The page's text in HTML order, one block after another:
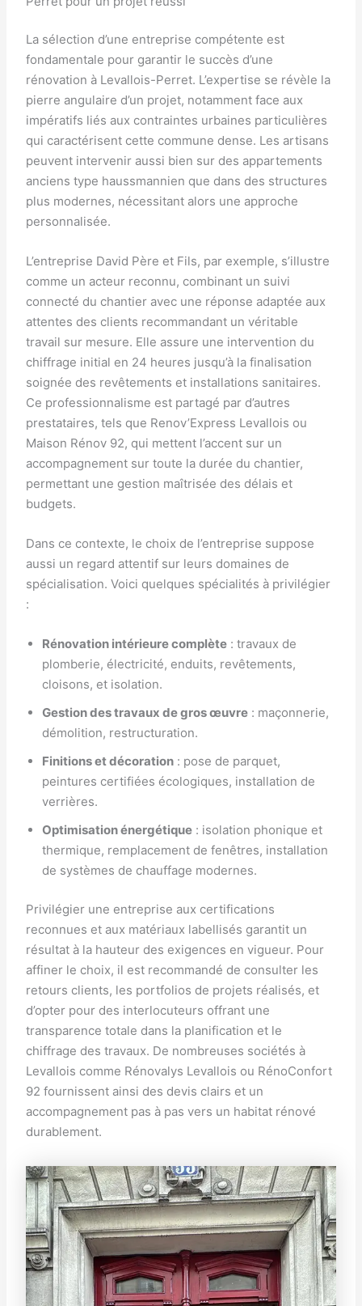
La sélection d’une entreprise compétente est
fondamentale pour garantir le succès d’une
rénovation à Levallois-Perret. L’expertise se révèle la
pierre angulaire d’un projet, notamment face aux
impératifs liés aux contraintes urbaines particulières
qui caractérisent cette commune dense. Les artisans
peuvent intervenir aussi bien sur des appartements
anciens type haussmannien que dans des structures
plus modernes, nécessitant alors une approche
personnalisée.
L’entreprise David Père et Fils, par exemple, s’illustre
comme un acteur reconnu, combinant un suivi
connecté du chantier avec une réponse adaptée aux
attentes des clients recommandant un véritable
travail sur mesure. Elle assure une intervention du
chiffrage initial en 24 heures jusqu’à la finalisation
soignée des revêtements et installations sanitaires.
Ce professionnalisme est partagé par d’autres
prestataires, tels que Renov’Express Levallois ou
Maison Rénov 92, qui mettent l’accent sur un
accompagnement sur toute la durée du chantier,
permettant une gestion maîtrisée des délais et
budgets.
Dans ce contexte, le choix de l’entreprise suppose
aussi un regard attentif sur leurs domaines de
spécialisation. Voici quelques spécialités à privilégier
:
Rénovation intérieure complète : travaux de
plomberie, électricité, enduits, revêtements,
cloisons, et isolation.
Gestion des travaux de gros œuvre : maçonnerie,
démolition, restructuration.
Finitions et décoration : pose de parquet,
peintures certifiées écologiques, installation de
verrières.
Optimisation énergétique : isolation phonique et
thermique, remplacement de fenêtres, installation
de systèmes de chauffage modernes.
Privilégier une entreprise aux certifications
reconnues et aux matériaux labellisés garantit un
résultat à la hauteur des exigences en vigueur. Pour
affiner le choix, il est recommandé de consulter les
retours clients, les portfolios de projets réalisés, et
d’opter pour des interlocuteurs offrant une
transparence totale dans la planification et le
chiffrage des travaux. De nombreuses sociétés à
Levallois comme Rénovalys Levallois ou RénoConfort
92 fournissent ainsi des devis clairs et un
accompagnement pas à pas vers un habitat rénové
durablement.